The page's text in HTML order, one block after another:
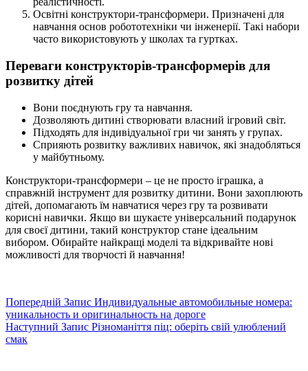
Освітні конструктори-трансформери. Призначені для
навчання основ робототехніки чи інженерії. Такі набори
часто використовують у школах та гуртках.
Переваги конструкторів-трансформерів для
розвитку дітей
Вони поєднують гру та навчання.
Дозволяють дитині створювати власний ігровий світ.
Підходять для індивідуальної гри чи занять у групах.
Сприяють розвитку важливих навичок, які знадобляться
у майбутньому.
Конструктори-трансформери – це не просто іграшка, а
справжній інструмент для розвитку дитини. Вони захоплюють
дітей, допомагають їм навчатися через гру та розвивати
корисні навички. Якщо ви шукаєте універсальний подарунок
для своєї дитини, такий конструктор стане ідеальним
вибором. Обирайте найкращі моделі та відкривайте нові
можливості для творчості й навчання!
Попередній Запис Индивидуальные автомобильные номера:
уникальность и оригинальность на дороге
Наступний Запис Різноманіття піц: оберіть свій улюблений
смак